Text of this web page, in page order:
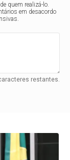
quem realizá-lo.
em desacordo
restantes.